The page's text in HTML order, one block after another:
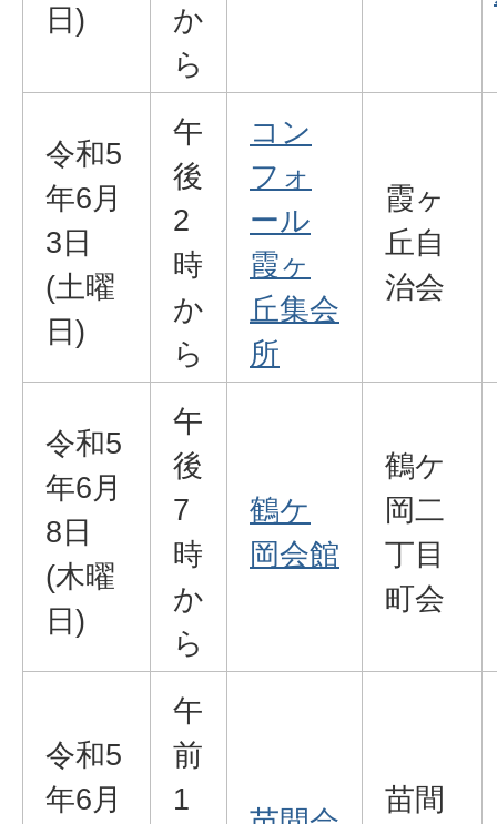
日)
か
ら
令和5
年6月
3日
(土曜
日)
午
後
2
時
か
ら
コン
フォ
ール
霞ヶ
丘集会
所
霞ヶ
丘自
治会
令和5
年6月
8日
(木曜
日)
午
後
7
時
か
ら
鶴ケ
岡会館
鶴ケ
岡二
丁目
町会
令和5
年6月
午
前
1
苗間